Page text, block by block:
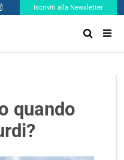
Iscriviti alla Newsletter
quando